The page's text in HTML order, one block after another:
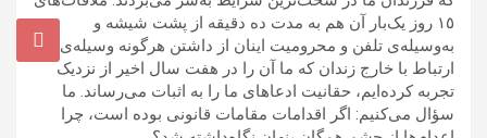
١٥ روز یک‌بار آن هم به مدت ده دقیقه از پشت شیشه و
به‌وسیله‌ی تلفن و محرومیت اینان از داشتن هرگونه وسیله‌ی
ارتباط با خارج زندان که ما آن را در هفت سال اخیر از نزدیک
تجربه کرده‌ایم، حقانیت ادعاهای ما را به اثبات می‌رساند. ما
سؤال می‌کنیم: اگر اقدامات مقامات قانونی بوده است، چرا